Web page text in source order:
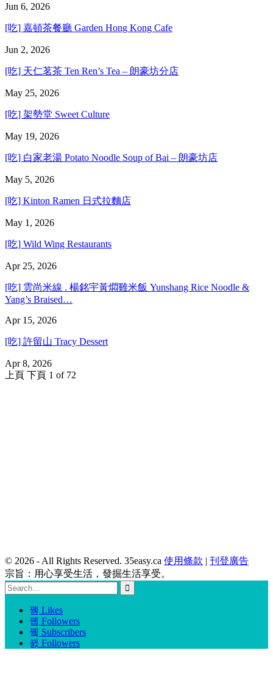
Jun 6, 2026
[吃] 嘉頓茶餐廳 Garden Hong Kong Cafe
Jun 2, 2026
[吃] 天仁茗茶 Ten Ren’s Tea – 朗豪坊分店
May 25, 2026
[吃] 架勢堂 Sweet Culture
May 19, 2026
[吃] 白家老湯 Potato Noodle Soup of Bai – 朗豪坊店
May 5, 2026
[吃] Kinton Ramen 日式拉麵店
May 1, 2026
[吃] Wild Wing Restaurants
Apr 25, 2026
[吃] 雲尚米線 . 楊銘宇黃燜雞米飯 Yunshang Rice Noodle &
Yang’s Braised…
Apr 15, 2026
[吃] 許留山 Tracy Dessert
Apr 8, 2026
上頁 下頁 1 of 72
© 2026 - All Rights Reserved. 35easy.ca 使用條款 | 刊登廣告
宗旨：用心享受生活，發掘生活享受。
Likes
Followers
Subscribers
Followers